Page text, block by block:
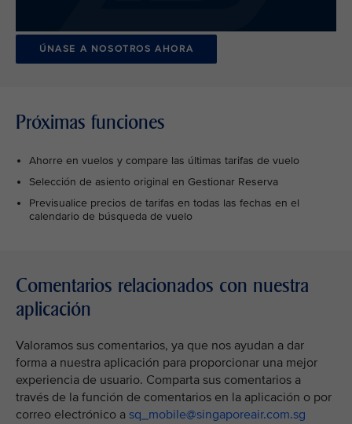
ÚNASE A NOSOTROS AHORA
Próximas funciones
Ahorre en vuelos y compare las últimas tarifas de vuelo
Selección de asiento original en Gestionar Reserva
Previsualice precios de tarifas en todas las fechas en el
calendario de búsqueda de vuelo
Comentarios relacionados con nuestra
aplicación
Valoramos sus comentarios, ya que nos ayudan a dar
forma a nuestra aplicación para proporcionar una mejor
experiencia de usuario. Comparta sus comentarios a
través de la función de comentarios en la aplicación o por
correo electrónico a sq_mobile@singaporeair.com.sg